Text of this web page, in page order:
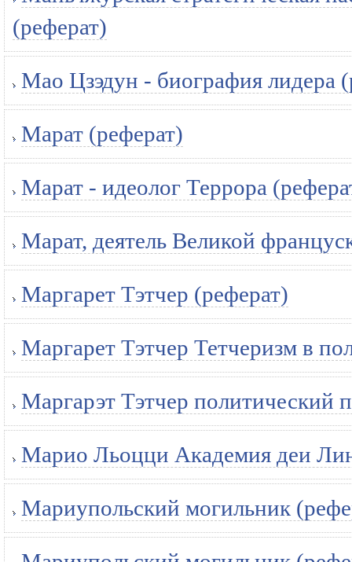
(реферат)
Мао Цзэдун - биография лидера
Марат (реферат)
Марат - идеолог Террора
Марат, деятель Великой
Маргарет Тэтчер (реферат)
Маргарет Тэтчер Тетчеризм в
Маргарэт Тэтчер политический
Марио Льоцци Академия деи
Мариупольский могильник